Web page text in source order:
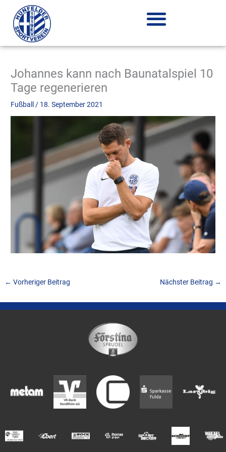
Inhalt
springen
Johannes kann nach Baunatalspiel 10
Tage regenerieren
Fußball / 18. September 2021
← Vorheriger Beitrag Nächster Beitrag →